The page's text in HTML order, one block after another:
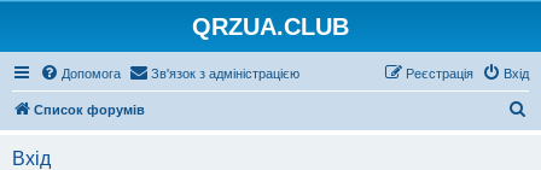
QRZUA.CLUB
Допомога Зв'язок з адміністрацією Вхід
Реєстрація
Список форумів
Вхід